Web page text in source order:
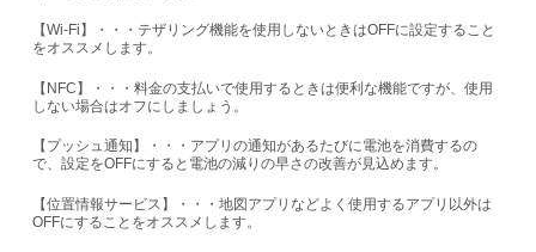
【Wi-Fi】・・・テザリング機能を使用しないときはOFFに設定すること
をオススメします。
【NFC】・・・料金の支払いで使用するときは便利な機能ですが、使用
しない場合はオフにしましょう。
【プッシュ通知】・・・アプリの通知があるたびに電池を消費するの
で、設定をOFFにすると電池の減りの早さの改善が見込めます。
【位置情報サービス】・・・地図アプリなどよく使用するアプリ以外は
OFFにすることをオススメします。